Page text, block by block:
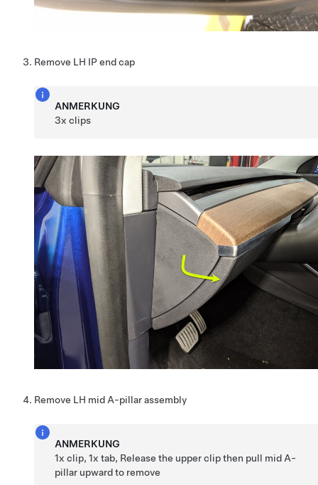
Remove LH IP end cap
ANMERKUNG
3x clips
Remove LH mid A-pillar assembly
ANMERKUNG
1x clip, 1x tab, Release the upper clip then pull mid A-
pillar upward to remove